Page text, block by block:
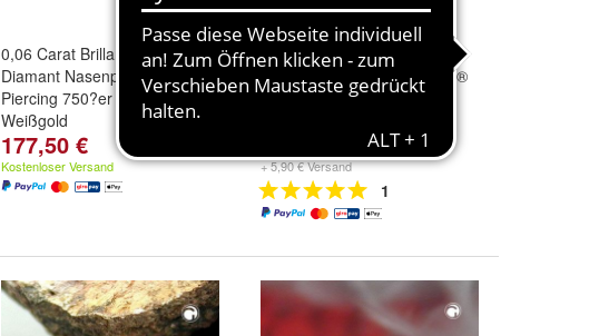
0,06 Carat Brillant-Schliff
Diamant Nasenpiercing
Piercing 750?er 18 Karat
Weißgold
177,50 €
Kostenloser Versand
Nasenpiercing Nasenstecker
aus Edelstahl mit Swarovski®
Element
+ 5,90 € Versand
1